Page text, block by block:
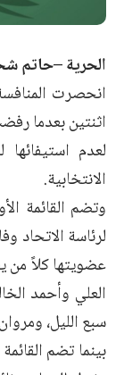
الحرية –حاتم
انحصرت
اثنتين بعدما
لعدم
الانتخابية.
وتضم القائمة
لرئاسة الاتحاد
عضويتها كلاً
العلي وأحمد
سبع الليل،
بينما تضم